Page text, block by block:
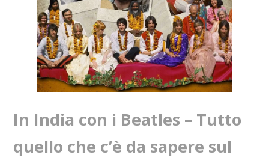
In India con i Beatles – Tutto
quello che c’è da sapere sul